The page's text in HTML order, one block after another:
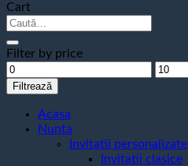
Cart
Caută
Filter by price
Preț
minim
Preț
Filtrează
Acasa
Nunta
Invitatii personalizate
Invitatii clasice